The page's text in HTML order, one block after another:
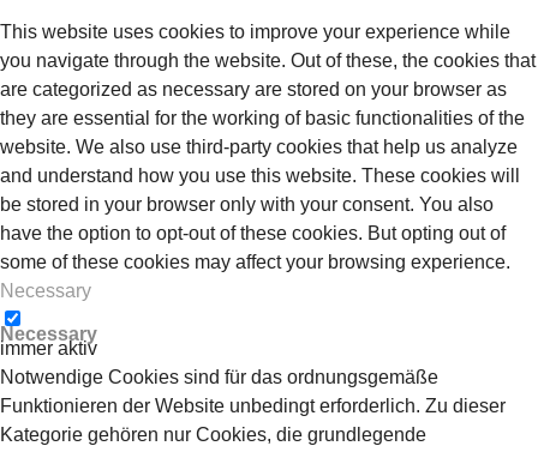
This website uses cookies to improve your experience while
you navigate through the website. Out of these, the cookies that
are categorized as necessary are stored on your browser as
they are essential for the working of basic functionalities of the
website. We also use third-party cookies that help us analyze
and understand how you use this website. These cookies will
be stored in your browser only with your consent. You also
have the option to opt-out of these cookies. But opting out of
some of these cookies may affect your browsing experience.
Necessary
Necessary
immer aktiv
Notwendige Cookies sind für das ordnungsgemäße
Funktionieren der Website unbedingt erforderlich. Zu dieser
Kategorie gehören nur Cookies, die grundlegende